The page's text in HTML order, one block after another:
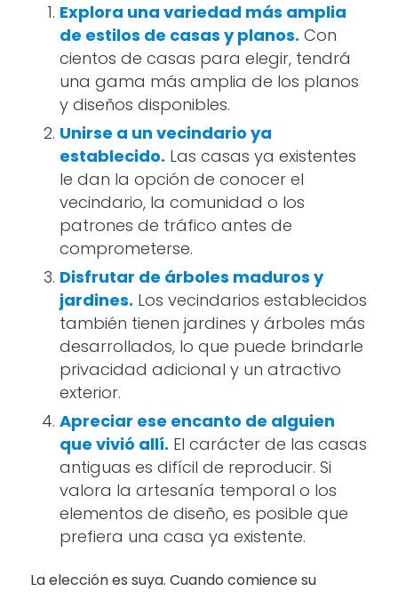
Explora una variedad más amplia
de estilos de casas y planos. Con
cientos de casas para elegir, tendrá
una gama más amplia de los planos
y diseños disponibles.
Unirse a un vecindario ya
establecido. Las casas ya existentes
le dan la opción de conocer el
vecindario, la comunidad o los
patrones de tráfico antes de
comprometerse.
Disfrutar de árboles maduros y
jardines. Los vecindarios establecidos
también tienen jardines y árboles más
desarrollados, lo que puede brindarle
privacidad adicional y un atractivo
exterior.
Apreciar ese encanto de alguien
que vivió allí. El carácter de las casas
antiguas es difícil de reproducir. Si
valora la artesanía temporal o los
elementos de diseño, es posible que
prefiera una casa ya existente.
La elección es suya. Cuando comience su